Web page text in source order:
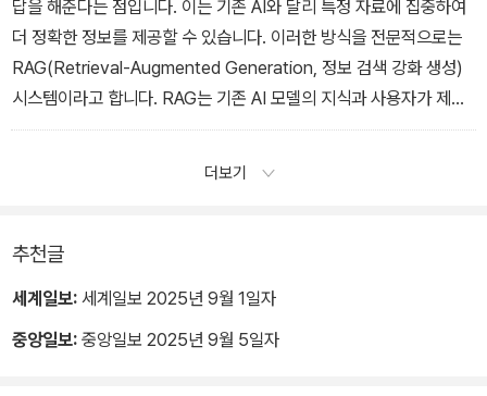
게 작업할 수 있습니다.
― ‘2장. AI를 활용한 원고 교정과 편집 작업 효율화’
기 어려울 수도 있습니다. 하지만 ‘도서 제목 생성 템플릿’ 작성법이
어렵다면, 사용법만 익혀도 업무에 충분한 도움이 될 것입니다. 단계
를 따라 차근차근 익혀보세요.
― ‘3장. 도서 제목 생성 템플릿 및 AI를 활용한 표지 시안 제작’
답을 해준다는 점입니다. 이는 기존 AI와 달리 특정 자료에 집중하여
더 정확한 정보를 제공할 수 있습니다. 이러한 방식을 전문적으로는
RAG(Retrieval-Augmented Generation, 정보 검색 강화 생성)
시스템이라고 합니다. RAG는 기존 AI 모델의 지식과 사용자가 제공
한 문서에서 검색한 정보를 결합하여 더 정확하고 맥락에 적합한 응
다(그림 4-12). 버튼 클릭 후에 다양한 데이터를 입력하는 팝업 창이
나 유튜브 링크, 구글 드라이브에 있는 문서 등 무척 다양한 형태를 입
력할 수 있습니다.
더보기
추천글
세계일보: 세계일보 2025년 9월 1일자
중앙일보: 중앙일보 2025년 9월 5일자